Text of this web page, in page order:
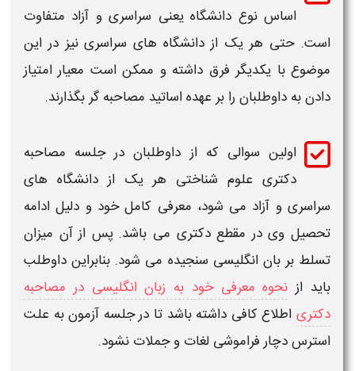
اساس نوع دانشگاهیعنی سراسریو آزاد متفاوت
است. حتی هر یک از دانشگاه های سراسرینیز در این
موضوع با یکدیگر فرق داشته و ممکن است معیار امتیاز
دادن به داوطلبان را بر عهده اساتید مصاحبه گر بگذارند.
اولین سوالی که از داوطلبان درجلسه مصاحبه
دکتری علوم شناختی هر یک ازدانشگاه های
سراسری و آزاد می شود، معرفی کامل خود و دلیل ادامه
تحصیل وی در مقطعدکتری می باشد. پس از آن میزان
تسلط بر بان انگلیسی سنجیده می شود. بنابراین داوطلب
باید از نحوه معرفی خود به زبان انگلیسی در مصاحبه
دکتری اطلاع کافی داشته باشد تا در جلسه آزمون به علت
استرس دچار فراموشی لغات و جملات نشود.